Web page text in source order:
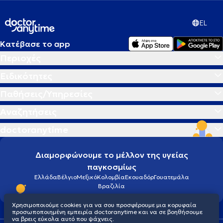
EL
Κατέβασε το app
Διαμορφώνουμε το μέλλον της υγείας
παγκοσμίως
ΕλλάδαΒέλγιοΜεξικόΚολομβίαΕκουαδόρΓουατεμάλα
Βραζιλία
Χρησιμοποιούμε cookies για να σου προσφέρουμε μια κορυφαία
προσωποποιημένη εμπειρία doctoranytime και να σε βοηθήσουμε
να βρεις εύκολα αυτό που ψάχνεις.